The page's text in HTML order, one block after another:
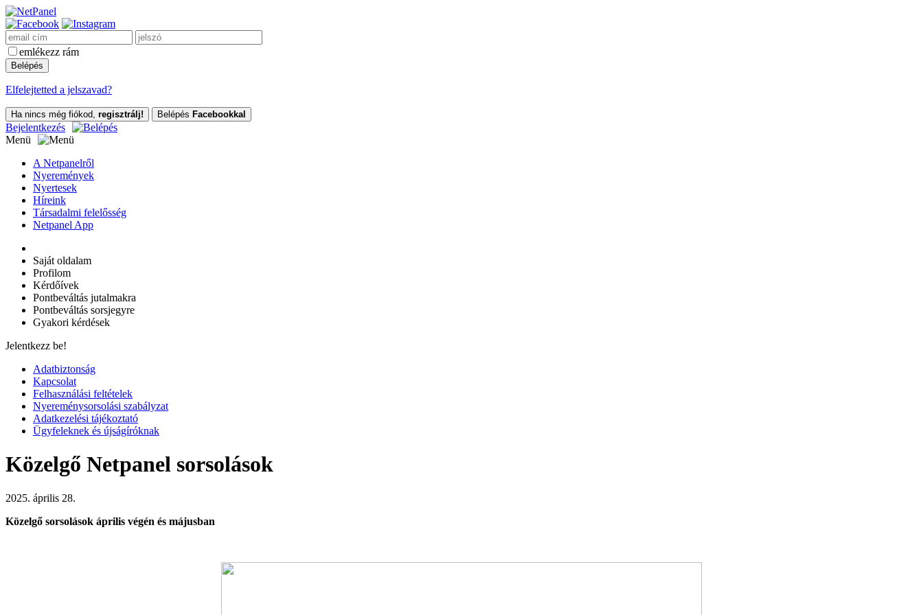
emlékezz rám
Elfelejtetted a jelszavad?
Ha nincs még fiókod, regisztrálj! Belépés Facebookkal
Bejelentkezés
Menü
A Netpanelről
Nyeremények
Nyertesek
Híreink
Társadalmi felelősség
Netpanel App
Saját oldalam
Profilom
Kérdőívek
Pontbeváltás jutalmakra
Pontbeváltás sorsjegyre
Gyakori kérdések
Jelentkezz be!
Adatbiztonság
Kapcsolat
Felhasználási feltételek
Nyereménysorsolási szabályzat
Adatkezelési tájékoztató
Ügyfeleknek és újságíróknak
Közelgő Netpanel sorsolások
2025. április 28.
Közelgő sorsolások április végén és májusban